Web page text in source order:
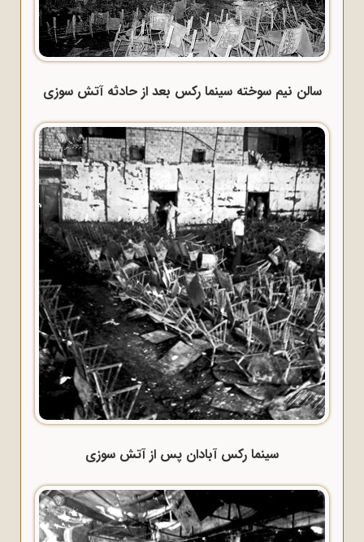
سالن نیم سوخته سینما رکس بعد از حادثه آتش سوزی
سینما رکس آبادان پس از آتش سوزی